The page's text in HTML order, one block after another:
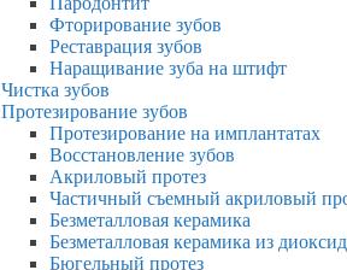
Фторирование зубов
Реставрация зубов
Наращивание зуба на штифт
Чистка зубов
Протезирование зубов
Протезирование на имплантатах
Восстановление зубов
Акриловый протез
Частичный съемный акриловый
Безметалловая керамика
Безметалловая керамика из
Бюгельный протез